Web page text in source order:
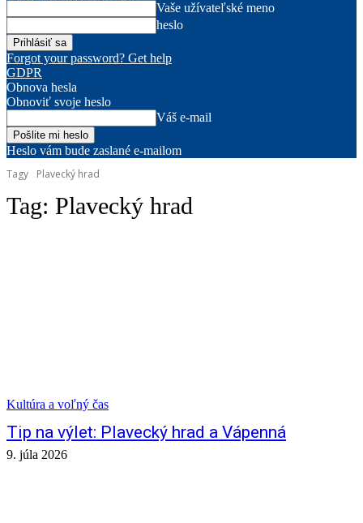
Vaše užívateľské meno
heslo
Forgot your password? Get help
GDPR
Obnova hesla
Obnoviť svoje heslo
Váš e-mail
Heslo vám bude zaslané e-mailom
Tagy
Plavecký hrad
Tag: Plavecký hrad
Kultúra a voľný čas
Tip na výlet: Plavecký hrad a Vápenná
9. júla 2026